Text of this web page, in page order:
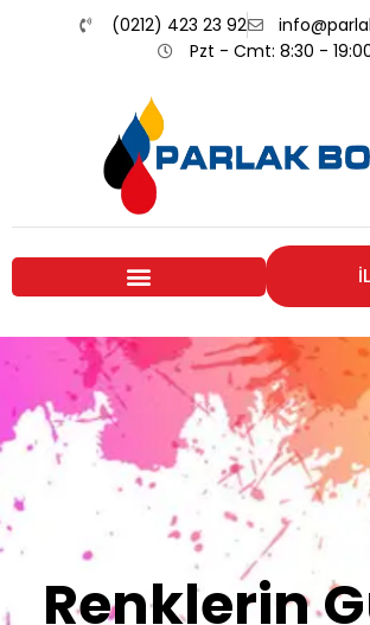
(0212) 423 23 92
Pzt - Cmt: 8:30 -
Sizin
Olsun